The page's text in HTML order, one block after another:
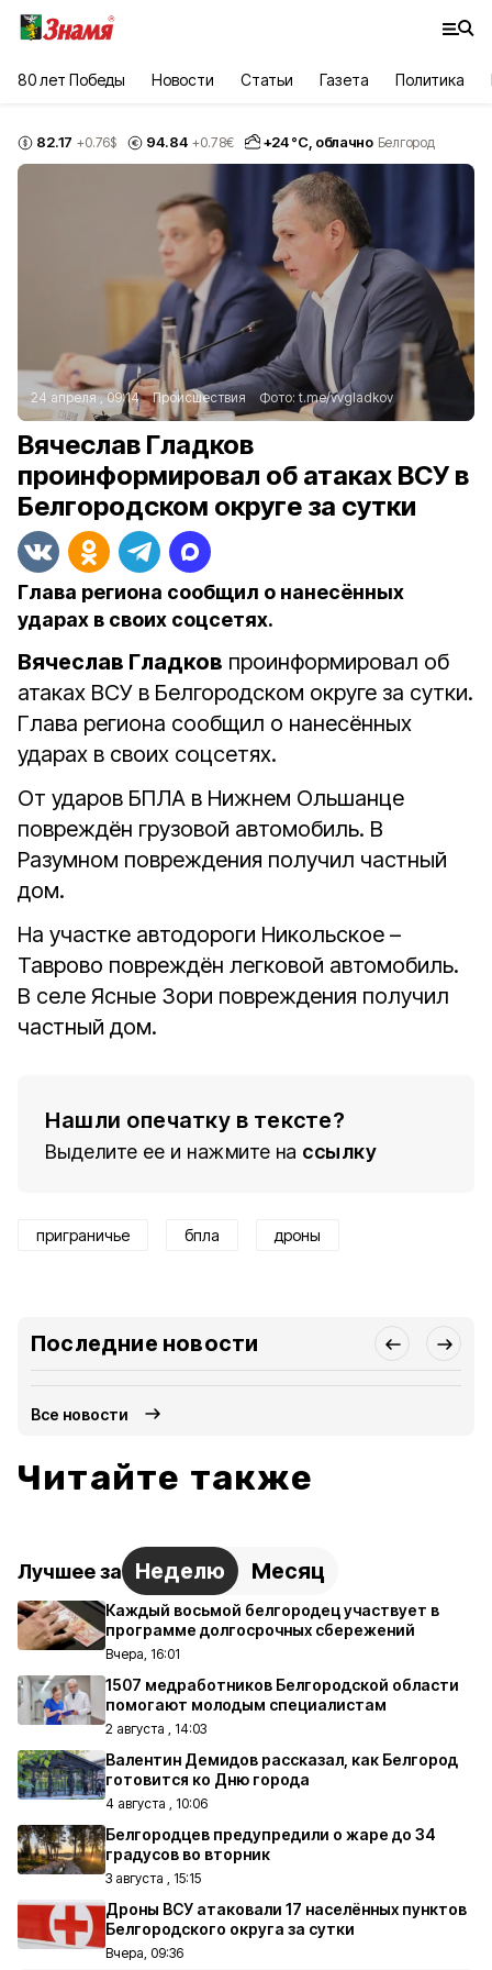
80 лет Победы Новости Статьи Газета Политика
82.17 +0.76$ 94.84 +0.78€ +24°С, облачно Белгород
24 апреля , 09:14 Происшествия Фото: t.me/vvgladkov
Вячеслав Гладков
проинформировал об атаках ВСУ в
Белгородском округе за сутки
Глава региона сообщил о нанесённых
ударах в своих соцсетях.
Вячеслав Гладков проинформировал об
атаках ВСУ в Белгородском округе за сутки.
Глава региона сообщил о нанесённых
ударах в своих соцсетях.
От ударов БПЛА в Нижнем Ольшанце
повреждён грузовой автомобиль. В
Разумном повреждения получил частный
дом.
На участке автодороги Никольское –
Таврово повреждён легковой автомобиль.
В селе Ясные Зори повреждения получил
частный дом.
Нашли опечатку в тексте?
Выделите ее и нажмите на ссылку
приграничье бпла дроны
Последние новости
Все новости
Читайте также
Лучшее за Неделю Месяц
Каждый восьмой белгородец участвует в
программе долгосрочных сбережений
Вчера, 16:01
1507 медработников Белгородской области
помогают молодым специалистам
2 августа , 14:03
Валентин Демидов рассказал, как Белгород
готовится ко Дню города
4 августа , 10:06
Белгородцев предупредили о жаре до 34
градусов во вторник
3 августа , 15:15
Дроны ВСУ атаковали 17 населённых пунктов
Белгородского округа за сутки
Вчера, 09:36